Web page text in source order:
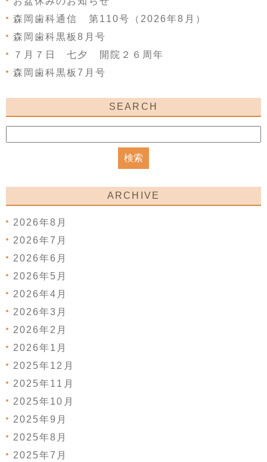
森岡歯科通信 第110号（2026年8月）
森岡歯科黒板8月号
７月７日 七夕 開院２６周年
森岡歯科黒板7月号
SEARCH
ARCHIVE
2026年8月
2026年7月
2026年6月
2026年5月
2026年4月
2026年3月
2026年2月
2026年1月
2025年12月
2025年11月
2025年10月
2025年9月
2025年8月
2025年7月